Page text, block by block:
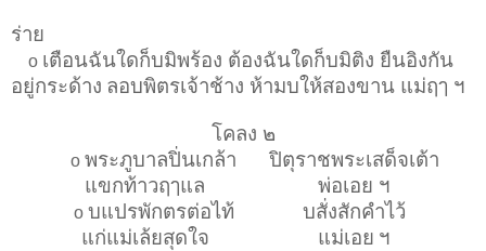
ร่าย
o เตือนฉันใดก็บมิพร้อง ต้องฉันใดก็บมิติง ยืนอิงกัน
อยู่กระด้าง ลอบพิตรเจ้าช้าง ห้ามบให้สองขาน แม่ฤๅ ฯ
โคลง ๒
o พระภูบาลปิ่นเกล้า
ปิตุราชพระเสด็จเต้า
แขกท้าวฤๅแล
พ่อเอย ฯ
o บแปรพักตรต่อไท้
บสั่งสักคำไว้
แก่แม่เล้ยสุดใจ
แม่เอย ฯ